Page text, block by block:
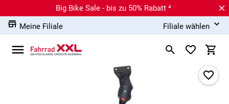
Big Bike Sale - bis zu 50% Rabatt ⁴
Meine Filiale
Filiale wählen